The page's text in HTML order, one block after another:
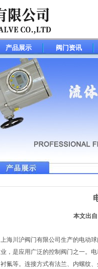
产品展示 阀门资讯
本文出
上海川沪阀门有限公司生产的电动
业，是应用广泛的控制阀门之一。
衬氟等。连接方式有法兰、内螺纹